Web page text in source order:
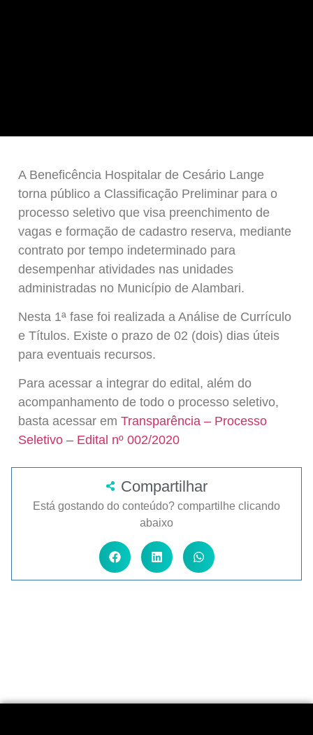
Compartilhar
Está gostando do conteúdo? compartilhe clicando
abaixo
A Beneficência Hospitalar de Cesário Lange
torna público a Classificação Preliminar para o
processo seletivo que visa preenchimento de
vagas e formação de cadastro reserva, mediante
contrato por tempo indeterminado para
desempenhar atividades nas unidades
administradas no Município de Alambari.
Nesta 1ª fase foi realizada a Análise de Currículo
e Títulos. Existe o prazo de 02 (dois) dias úteis
para eventuais recursos.
Para acessar a integrar do edital, além do
acompanhamento de todo o processo seletivo,
basta acessar em Transparência – Processo
Seletivo – Edital nº 002/2020